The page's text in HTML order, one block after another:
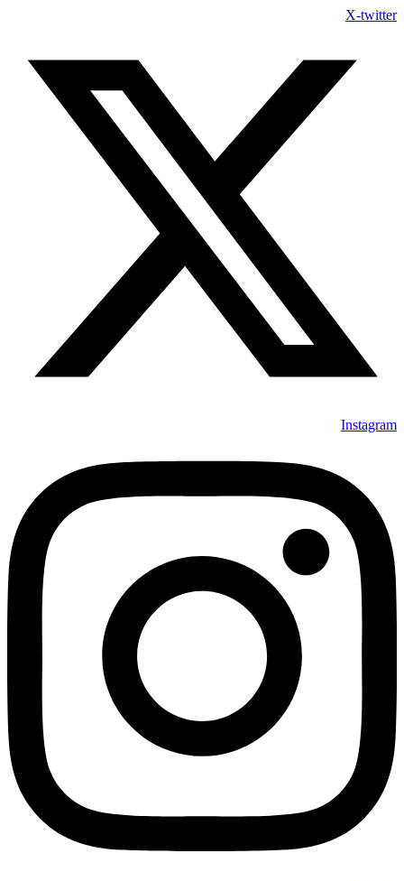
Skip
X-twitter
Instagram